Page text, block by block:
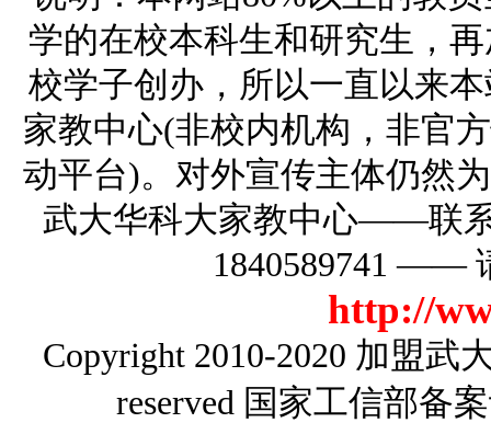
学的在校本科生和研究生，
校学子创办，所以一直以来
家教中心(非校内机构，非官
动平台)。对外宣传主体仍然
武大华科大家教中心——联
1840589741 ——
http://
Copyright 2010-2020 加盟武
reserved 国家工信部备